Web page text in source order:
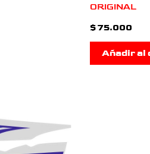
ORIGINAL
$75.000
Añadir al